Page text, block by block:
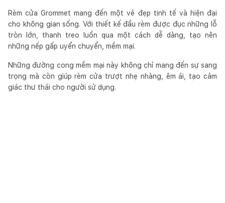
Rèm cửa Grommet mang đến một vẻ đẹp tinh tế và hiện đại
cho không gian sống. Với thiết kế đầu rèm được đục những lỗ
tròn lớn, thanh treo luồn qua một cách dễ dàng, tạo nên
những nếp gấp uyển chuyển, mềm mại.
Những đường cong mềm mại này không chỉ mang đến sự sang
trọng mà còn giúp rèm cửa trượt nhẹ nhàng, êm ái, tạo cảm
giác thư thái cho người sử dụng.